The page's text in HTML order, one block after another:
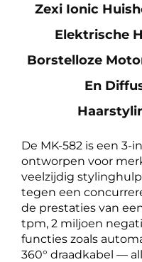
Zexi Ionic
Elektrische
Borstelloze
En
De MK-582 is een 3-
ontworpen voor
veelzijdig
tegen een
de prestaties van
tpm, 2 miljoen
functies zoals
360° draadkabel —